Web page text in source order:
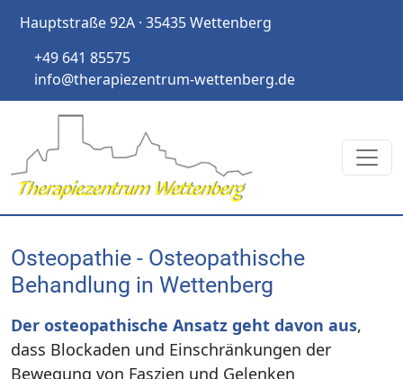
Hauptstraße 92A · 35435 Wettenberg
+49 641 85575
info@therapiezentrum-wettenberg.de
Osteopathie - Osteopathische
Behandlung in Wettenberg
Der osteopathische Ansatz geht davon aus,
dass Blockaden und Einschränkungen der
Bewegung von Faszien und Gelenken